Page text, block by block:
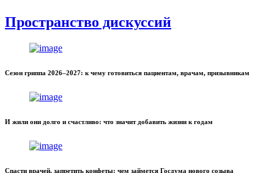
Пространство дискуссий
Сезон гриппа 2026–2027: к чему готовиться пациентам, врачам, призывникам
И жили они долго и счастливо: что значит добавить жизни к годам
Спасти врачей, запретить конфеты: чем займется Госдума нового созыва